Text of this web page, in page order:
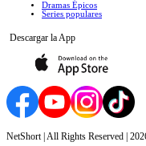
Dramas Épicos
Series populares
Descargar la App
NetShort | All Rights Reserved |